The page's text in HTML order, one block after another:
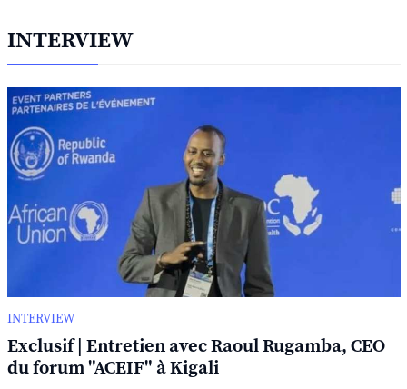
INTERVIEW
INTERVIEW
Exclusif | Entretien avec Raoul Rugamba, CEO
du forum "ACEIF" à Kigali